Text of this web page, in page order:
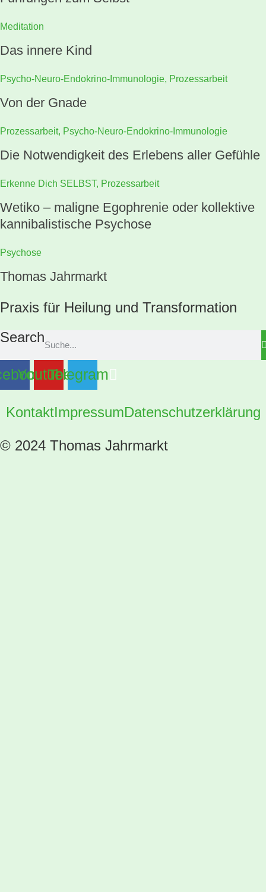
Meditation
Das innere Kind
Psycho-Neuro-Endokrino-Immunologie, Prozessarbeit
Von der Gnade
Prozessarbeit, Psycho-Neuro-Endokrino-Immunologie
Die Notwendigkeit des Erlebens aller Gefühle
Erkenne Dich SELBST, Prozessarbeit
Wetiko – maligne Egophrenie oder kollektive
kannibalistische Psychose
Psychose
Thomas Jahrmarkt
Praxis für Heilung und Transformation
Search
YoutubeTelegram
KontaktImpressumDatenschutzerklärung
© 2024 Thomas Jahrmarkt